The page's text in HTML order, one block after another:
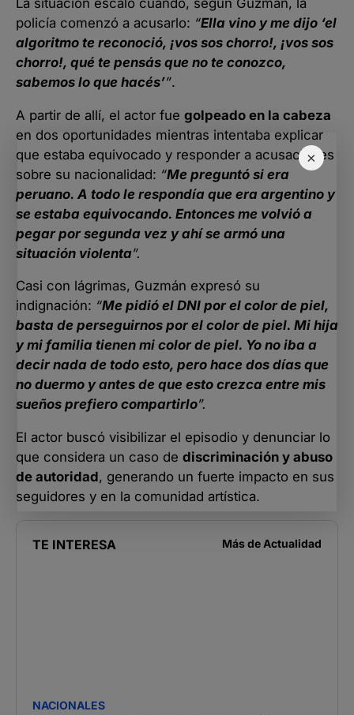
×
policía comenzó a acusarlo: “Ella vino y me dijo ‘el
algoritmo te reconoció, ¡vos sos chorro!, ¡vos sos
chorro!, qué te pensás que no te conozco,
sabemos lo que hacés’”.
A partir de allí, el actor fue golpeado en la cabeza
en dos oportunidades mientras intentaba explicar
que estaba equivocado y responder a acusaciones
sobre su nacionalidad: “Me preguntó si era
peruano. A todo le respondía que era argentino y
se estaba equivocando. Entonces me volvió a
pegar por segunda vez y ahí se armó una
situación violenta”.
Casi con lágrimas, Guzmán expresó su
indignación: “Me pidió el DNI por el color de piel,
basta de perseguirnos por el color de piel. Mi hija
y mi familia tienen mi color de piel. Yo no iba a
decir nada de todo esto, pero hace dos días que
no duermo y antes de que esto crezca entre mis
sueños prefiero compartirlo”.
El actor buscó visibilizar el episodio y denunciar lo
que considera un caso de discriminación y abuso
de autoridad, generando un fuerte impacto en sus
seguidores y en la comunidad artística.
TE INTERESA Más de Actualidad
NACIONALES